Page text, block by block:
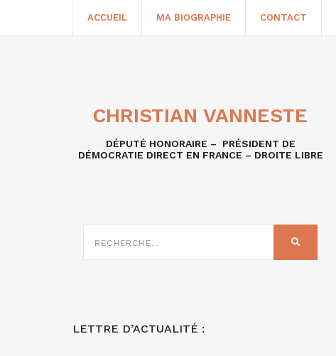
ACCUEIL MA BIOGRAPHIE CONTACT
CHRISTIAN VANNESTE
DÉPUTÉ HONORAIRE – PRÉSIDENT DE
DÉMOCRATIE DIRECT EN FRANCE – DROITE LIBRE
SUR
LETTRE D’ACTUALITÉ :